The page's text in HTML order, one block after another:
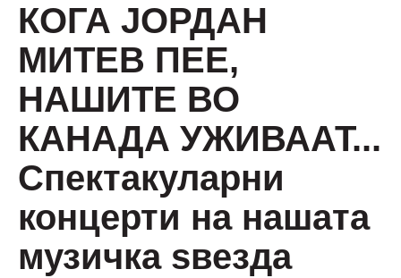
КОГА ЈОРДАН
МИТЕВ ПЕЕ,
НАШИТЕ ВО
КАНАДА УЖИВААТ...
Спектакуларни
концерти на нашата
музичка ѕвезда